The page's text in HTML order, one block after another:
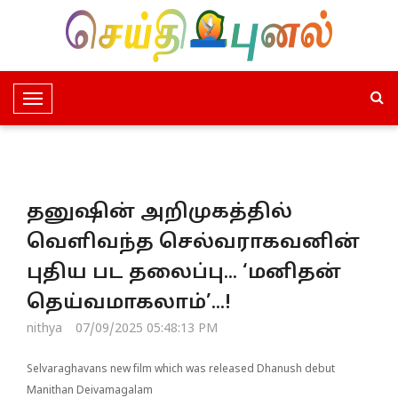
T
o
e
N
a
i
a
தனுஷின் அறிமுகத்தில்
வெளிவந்த செல்வராகவனின்
புதிய பட தலைப்பு... ‘மனிதன்
தெய்வமாகலாம்’...!
nithya 07/09/2025 05:48:13 PM
Selvaraghavans new film which was released Dhanush debut
Manithan Deivamagalam